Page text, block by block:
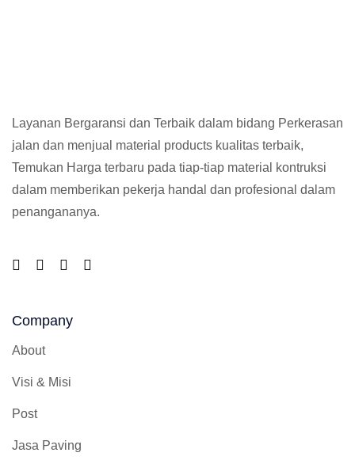
Layanan Bergaransi dan Terbaik dalam bidang Perkerasan
jalan dan menjual material products kualitas terbaik,
Temukan Harga terbaru pada tiap-tiap material kontruksi
dalam memberikan pekerja handal dan profesional dalam
penangananya.
Company
About
Visi & Misi
Post
Jasa Paving